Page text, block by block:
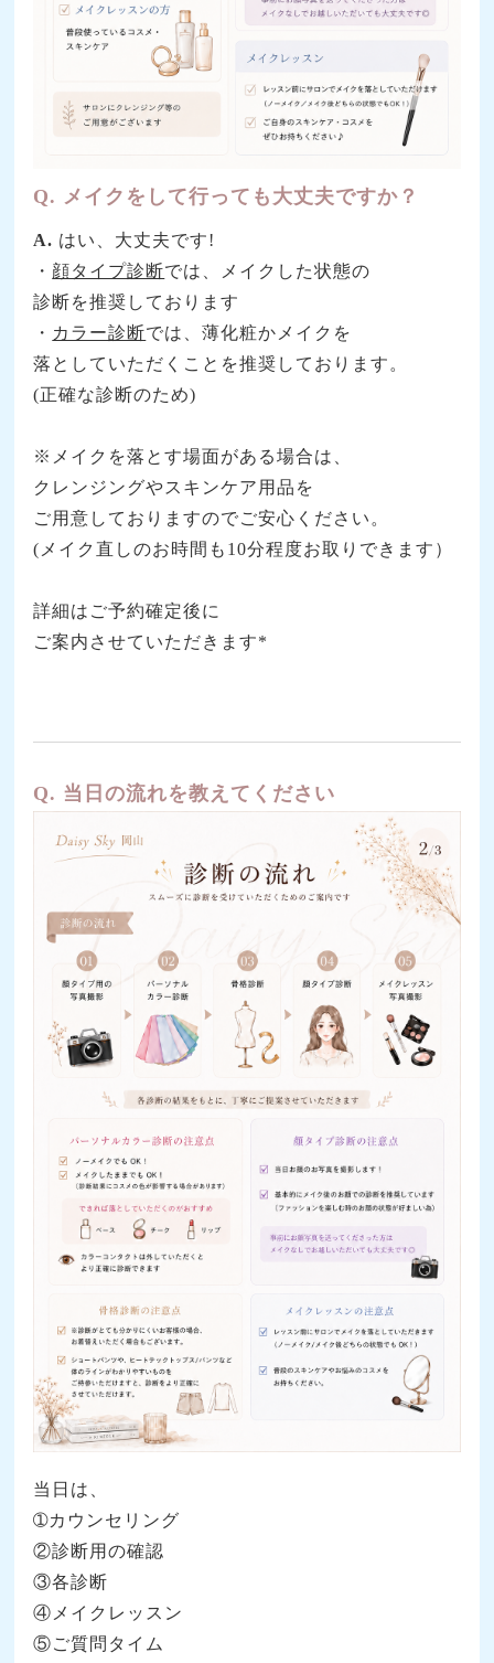
Q. メイクをして行っても大丈夫ですか？
A. はい、大丈夫です!
・ 顔タイプ診断では、メイクした状態の
診断を推奨しております
・ カラー診断では、薄化粧かメイクを
落としていただくことを推奨しております。
(正確な診断のため)
※メイクを落とす場面がある場合は、
クレンジングやスキンケア用品を
ご用意しておりますのでご安心ください。
(メイク直しのお時間も10分程度お取りできます）
詳細はご予約確定後に
ご案内させていただきます*
Q. 当日の流れを教えてください
当日は、
➀カウンセリング
②診断用の確認
③各診断
④メイクレッスン
⑤ご質問タイム